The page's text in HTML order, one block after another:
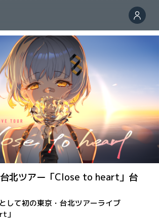
北ツアー「Close to heart」台
して初の東京・台北ツアーライブ
」